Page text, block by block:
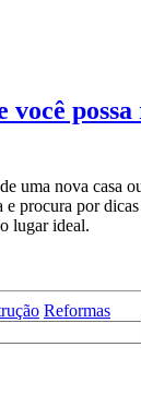
você
uma nova casa
e procura por
lugar ideal.
Reformas